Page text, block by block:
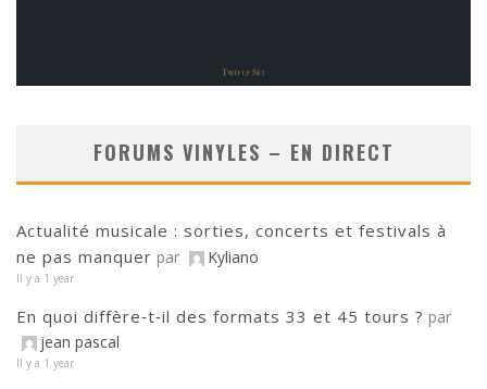
FORUMS VINYLES – EN DIRECT
Actualité musicale : sorties, concerts et festivals à
ne pas manquer par Kyliano
Il y a 1 year
En quoi diffère‑t‑il des formats 33 et 45 tours ? par
jean pascal
Il y a 1 year